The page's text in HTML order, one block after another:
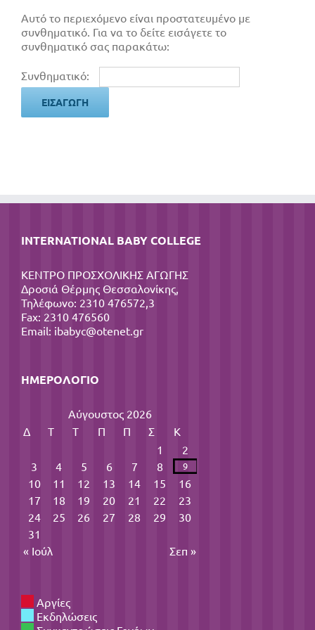
Αυτό το περιεχόμενο είναι προστατευμένο με
συνθηματικό. Για να το δείτε εισάγετε το
συνθηματικό σας παρακάτω:
Συνθηματικό:
INTERNATIONAL BABY COLLEGE
ΚΕΝΤΡΟ ΠΡΟΣΧΟΛΙΚΗΣ ΑΓΩΓΗΣ
Δροσιά Θέρμης Θεσσαλονίκης,
Τηλέφωνο: 2310 476572,3
Fax: 2310 476560
Email: ibabyc@otenet.gr
ΗΜΕΡΟΛΌΓΙΟ
Αύγουστος 2026
Δ
Τ Τ Π Π Σ
Κ
1
2
3
4 5 6 7 8 9
10 11 12 13 14 15
16
17
18 19 20 21 22
23
24
25 26 27 28 29
30
31
« Ιούλ
Σεπ »
Αργίες
Εκδηλώσεις